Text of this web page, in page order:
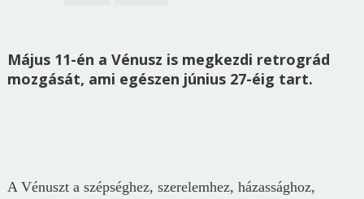
Május 11-én a Vénusz is megkezdi retrográd
mozgását, ami egészen június 27-éig tart.
A Vénuszt a szépséghez, szerelemhez, házassághoz,